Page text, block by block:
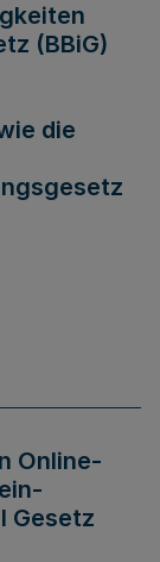
(BBiG)
die
Online-
Gesetz